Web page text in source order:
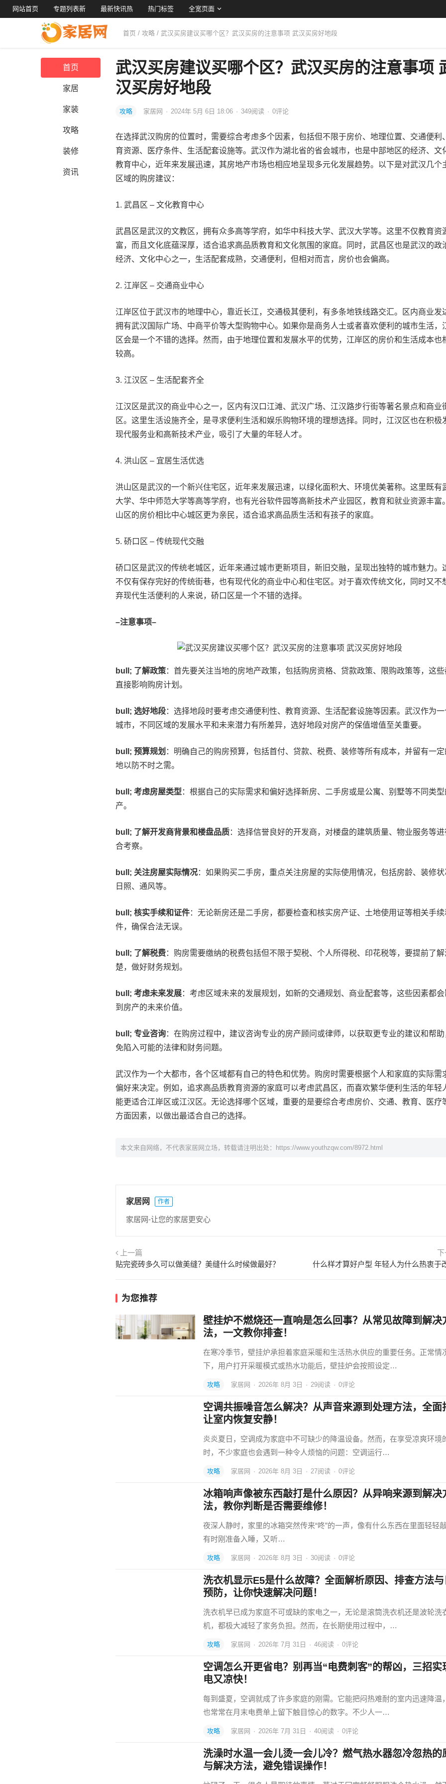
网站首页 专题列表新 最新快讯热 热门标签 全宽页面
首页 / 攻略 / 武汉买房建议买哪个区？武汉买房的注意事项 武汉买房好地段
首页
家居
家装
攻略
装修
资讯
武汉买房建议买哪个区？武汉买房的注意事项
汉买房好地段
攻略 家居网 · 2024年 5月 6日 18:06 · 349阅读 · 0评论
在选择武汉购房的位置时，需要综合考虑多个因素，包括但不限于房价、地理位置、交通便利
育资源、医疗条件、生活配套设施等。武汉作为湖北省的省会城市，也是中部地区的经济、文
教育中心，近年来发展迅速，其房地产市场也相应地呈现多元化发展趋势。以下是对武汉几个
区域的购房建议：
1. 武昌区 – 文化教育中心
武昌区是武汉的文教区，拥有众多高等学府，如华中科技大学、武汉大学等。这里不仅教育资
富，而且文化底蕴深厚，适合追求高品质教育和文化氛围的家庭。同时，武昌区也是武汉的政
经济、文化中心之一，生活配套成熟，交通便利，但相对而言，房价也会偏高。
2. 江岸区 – 交通商业中心
江岸区位于武汉市的地理中心，靠近长江，交通极其便利，有多条地铁线路交汇。区内商业发
拥有武汉国际广场、中商平价等大型购物中心。如果你是商务人士或者喜欢便利的城市生活，
区会是一个不错的选择。然而，由于地理位置和发展水平的优势，江岸区的房价和生活成本也
较高。
3. 江汉区 – 生活配套齐全
江汉区是武汉的商业中心之一，区内有汉口江滩、武汉广场、江汉路步行街等著名景点和商业
区。这里生活设施齐全，是寻求便利生活和娱乐购物环境的理想选择。同时，江汉区也在积极
现代服务业和高新技术产业，吸引了大量的年轻人才。
4. 洪山区 – 宜居生活优选
洪山区是武汉的一个新兴住宅区，近年来发展迅速，以绿化面积大、环境优美著称。这里既有
大学、华中师范大学等高等学府，也有光谷软件园等高新技术产业园区，教育和就业资源丰富
山区的房价相比中心城区更为亲民，适合追求高品质生活和有孩子的家庭。
5. 硚口区 – 传统现代交融
硚口区是武汉的传统老城区，近年来通过城市更新项目，新旧交融，呈现出独特的城市魅力。
不仅有保存完好的传统街巷，也有现代化的商业中心和住宅区。对于喜欢传统文化，同时又不
弃现代生活便利的人来说，硚口区是一个不错的选择。
–注意事项–
bull; 了解政策：首先要关注当地的房地产政策，包括购房资格、贷款政策、限购政策等，这
直接影响购房计划。
bull; 选好地段：选择地段时要考虑交通便利性、教育资源、生活配套设施等因素。武汉作为一
城市，不同区域的发展水平和未来潜力有所差异，选好地段对房产的保值增值至关重要。
bull; 预算规划 ：明确自己的购房预算，包括首付、贷款、税费、装修等所有成本，并留有一
地以防不时之需。
bull; 考虑房屋类型 ：根据自己的实际需求和偏好选择新房、二手房或是公寓、别墅等不同类型
产。
bull; 了解开发商背景和楼盘品质：选择信誉良好的开发商，对楼盘的建筑质量、物业服务等进
合考察。
bull; 关注房屋实际情况：如果购买二手房，重点关注房屋的实际使用情况，包括房龄、装修状
日照、通风等。
bull; 核实手续和证件：无论新房还是二手房，都要检查和核实房产证、土地使用证等相关手续
件，确保合法无误。
bull; 了解税费：购房需要缴纳的税费包括但不限于契税、个人所得税、印花税等，要提前了解
楚，做好财务规划。
bull; 考虑未来发展：考虑区域未来的发展规划，如新的交通规划、商业配套等，这些因素都会
到房产的未来价值。
bull; 专业咨询：在购房过程中，建议咨询专业的房产顾问或律师，以获取更专业的建议和帮
免陷入可能的法律和财务问题。
武汉作为一个大都市，各个区域都有自己的特色和优势。购房时需要根据个人和家庭的实际需
偏好来决定。例如，追求高品质教育资源的家庭可以考虑武昌区，而喜欢繁华便利生活的年轻
能更适合江岸区或江汉区。无论选择哪个区域，重要的是要综合考虑房价、交通、教育、医疗
方面因素，以做出最适合自己的选择。
本文来自网络，不代表家居网立场，转载请注明出处： https://www.youthzqw.com/8972.html
家居网 作者
家居网-让您的家居更安心
上一篇
贴完瓷砖多久可以做美缝？美缝什么时候做最好？
什么样才算好户型 年轻人为什么热衷于
为您推荐
壁挂炉不燃烧还一直响是怎么回事？从常见故障到解决
法，一文教你排查！
在寒冷季节，壁挂炉承担着家庭采暖和生活热水供应的重要任务。正常情
下，用户打开采暖模式或热水功能后，壁挂炉会按照设定…
攻略 家居网 · 2026年 8月 3日 · 29阅读 · 0评论
空调共振噪音怎么解决？从声音来源到处理方法，全面
让室内恢复安静！
炎炎夏日，空调成为家庭中不可缺少的降温设备。然而，在享受凉爽环境
时，不少家庭也会遇到一种令人烦恼的问题：空调运行…
攻略 家居网 · 2026年 8月 3日 · 27阅读 · 0评论
冰箱响声像被东西敲打是什么原因？从异响来源到解决
法，教你判断是否需要维修！
夜深人静时，家里的冰箱突然传来“咚”的一声，像有什么东西在里面轻轻敲
有时刚准备入睡，又听…
攻略 家居网 · 2026年 8月 3日 · 30阅读 · 0评论
洗衣机显示E5是什么故障？全面解析原因、排查方法
预防，让你快速解决问题！
洗衣机早已成为家庭不可或缺的家电之一，无论是滚筒洗衣机还是波轮洗
机，都极大减轻了家务负担。然而，在长期使用过程中，…
攻略 家居网 · 2026年 7月 31日 · 46阅读 · 0评论
空调怎么开更省电？别再当“电费刺客”的帮凶，三招实
电又凉快！
每到盛夏，空调就成了许多家庭的刚需。它能把闷热难耐的室内迅速降温
也常常在月末电费单上留下触目惊心的数字。不少人一…
攻略 家居网 · 2026年 7月 31日 · 40阅读 · 0评论
洗澡时水温一会儿烫一会儿冷？燃气热水器忽冷忽热的
与解决方法，避免错误操作！